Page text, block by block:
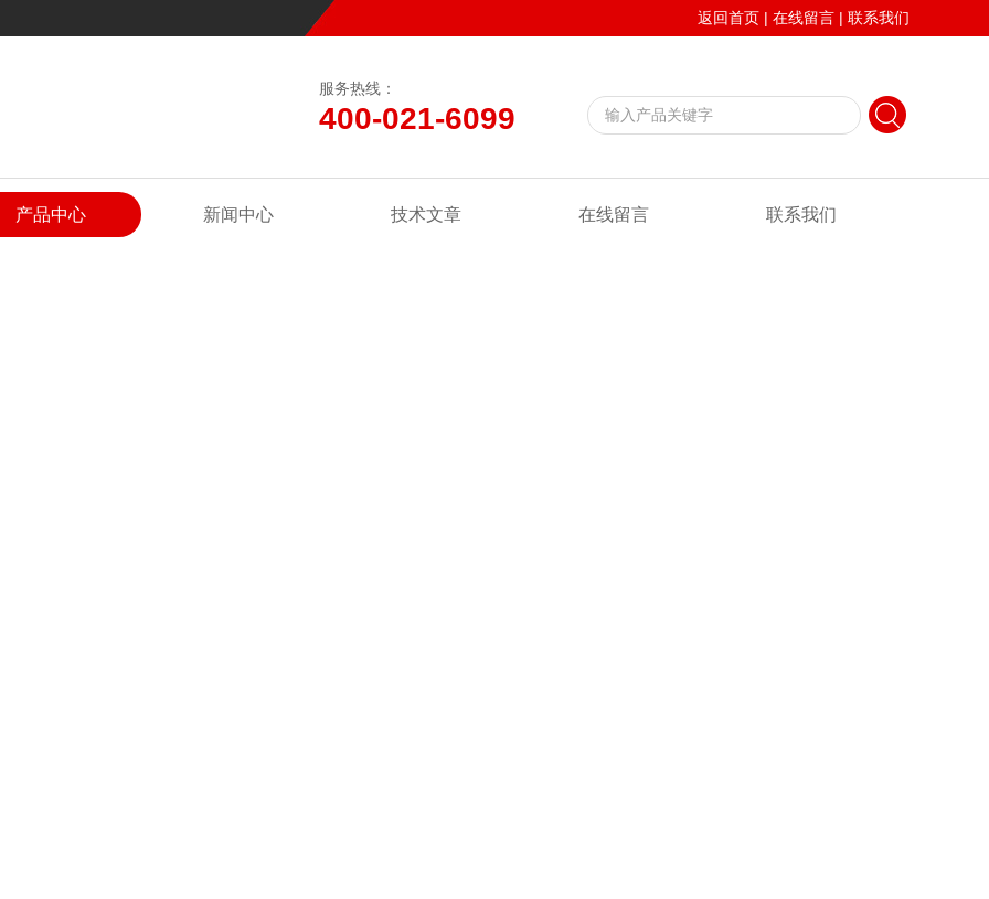
返回首页 | 在线留言 | 联系我们
服务热线：
400-021-6099
产品中心 新闻中心 技术文章 在线留言 联系我们